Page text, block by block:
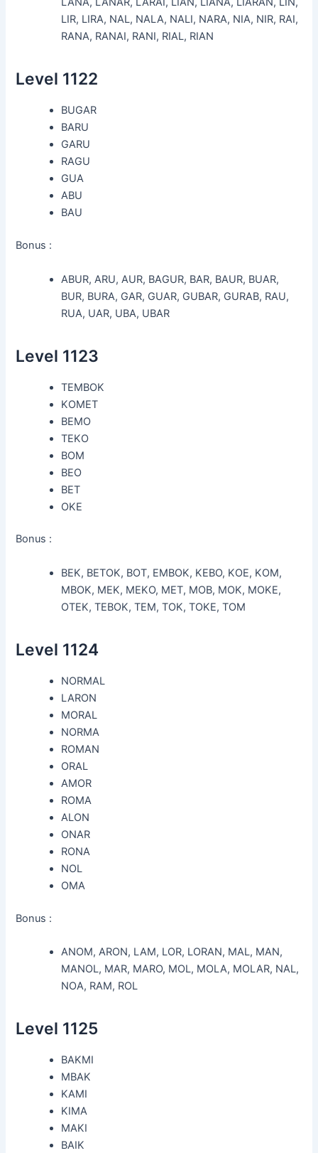
LIR, LIRA, NAL, NALA, NALI, NARA, NIA, NIR, RAI,
RANA, RANAI, RANI, RIAL, RIAN
Level 1122
BUGAR
BARU
GARU
RAGU
GUA
ABU
BAU
Bonus :
ABUR, ARU, AUR, BAGUR, BAR, BAUR, BUAR,
BUR, BURA, GAR, GUAR, GUBAR, GURAB, RAU,
RUA, UAR, UBA, UBAR
Level 1123
TEMBOK
KOMET
BEMO
TEKO
BOM
BEO
BET
OKE
Bonus :
BEK, BETOK, BOT, EMBOK, KEBO, KOE, KOM,
MBOK, MEK, MEKO, MET, MOB, MOK, MOKE,
OTEK, TEBOK, TEM, TOK, TOKE, TOM
Level 1124
NORMAL
LARON
MORAL
NORMA
ROMAN
ORAL
AMOR
ROMA
ALON
ONAR
RONA
NOL
OMA
Bonus :
ANOM, ARON, LAM, LOR, LORAN, MAL, MAN,
MANOL, MAR, MARO, MOL, MOLA, MOLAR, NAL,
NOA, RAM, ROL
Level 1125
BAKMI
MBAK
KAMI
KIMA
MAKI
BAIK